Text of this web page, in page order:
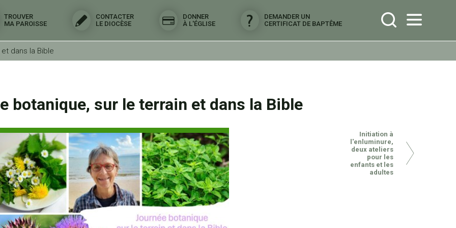
TROUVER
MA PAROISSE
CONTACTER
LE DIOCÈSE
DONNER
À L'ÉGLISE
DEMANDER UN
CERTIFICAT DE BAPTÊME
dans la Bible
Initiation à
l'enluminure,
deux ateliers
pour les
enfants et les
adultes
botanique, sur le terrain et dans la Bible